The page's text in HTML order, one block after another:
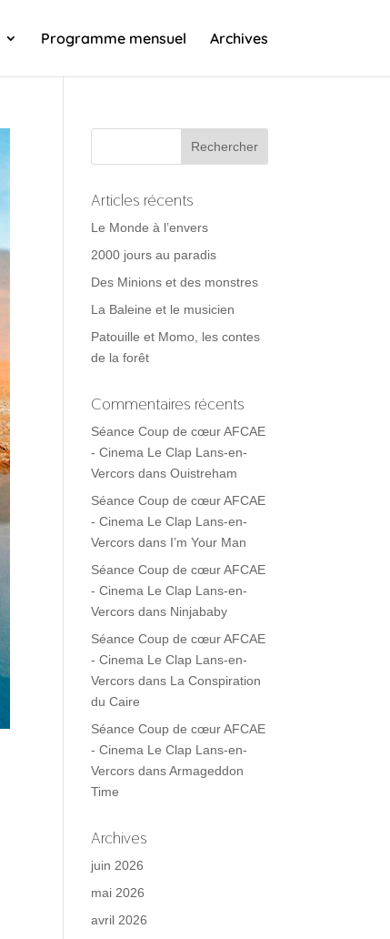
Programme mensuel Archives
Articles récents
Le Monde à l’envers
2000 jours au paradis
Des Minions et des monstres
La Baleine et le musicien
Patouille et Momo, les contes
de la forêt
Commentaires récents
Séance Coup de cœur AFCAE
- Cinema Le Clap Lans-en-
Vercors dansOuistreham
Séance Coup de cœur AFCAE
- Cinema Le Clap Lans-en-
Vercors dans I’m Your Man
Séance Coup de cœur AFCAE
- Cinema Le Clap Lans-en-
Vercors dans Ninjababy
Séance Coup de cœur AFCAE
- Cinema Le Clap Lans-en-
Vercors dans La Conspiration
du Caire
Séance Coup de cœur AFCAE
- Cinema Le Clap Lans-en-
Vercors dansArmageddon
Time
Archives
juin 2026
mai 2026
avril 2026